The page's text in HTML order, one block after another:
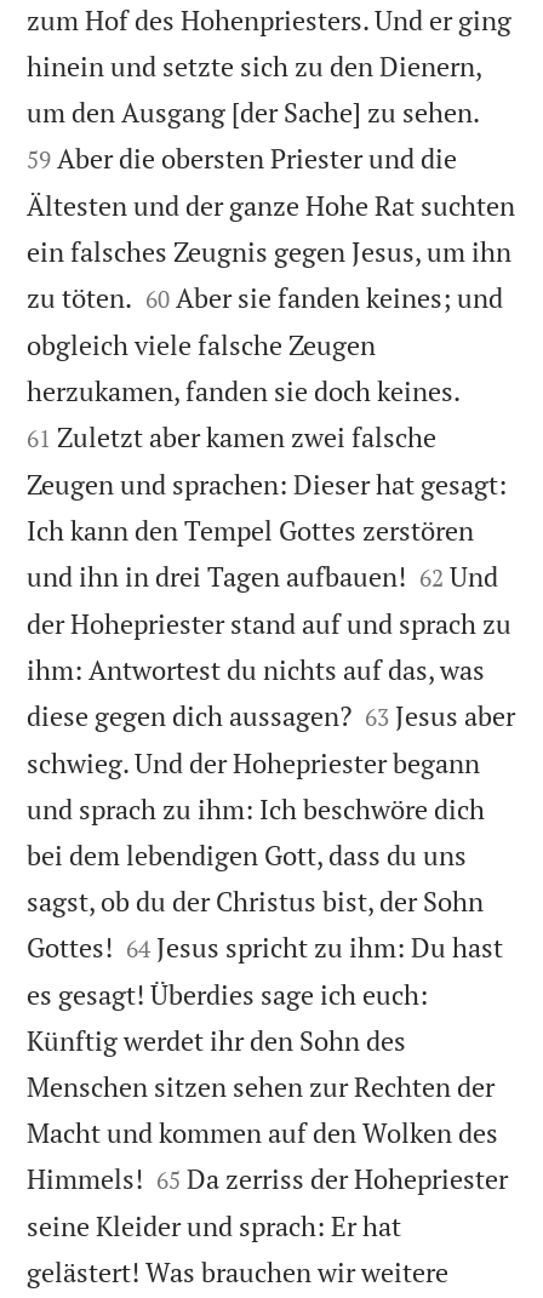
zum Hof des Hohenpriesters. Und er ging
hinein und setzte sich zu den Dienern,
um den Ausgang [der Sache] zu sehen.
59 Aber die obersten Priester und die
Ältesten und der ganze Hohe Rat suchten
ein falsches Zeugnis gegen Jesus, um ihn
zu töten. 

60 Aber sie fanden keines; und
obgleich viele falsche Zeugen
herzukamen, fanden sie doch keines.
61 Zuletzt aber kamen zwei falsche
Zeugen und sprachen: Dieser hat gesagt:
Ich kann den Tempel Gottes zerstören
und ihn in drei Tagen aufbauen! 

62 Und
der Hohepriester stand auf und sprach zu
ihm: Antwortest du nichts auf das, was
diese gegen dich aussagen?
63 Jesus aber
schwieg. Und der Hohepriester begann
und sprach zu ihm: Ich beschwöre dich
bei dem lebendigen Gott, dass du uns
sagst, ob du der Christus bist, der Sohn
Gottes! 

64 Jesus spricht zu ihm: Du hast
es gesagt! Überdies sage ich euch:
Künftig werdet ihr den Sohn des
Menschen sitzen sehen zur Rechten der
Macht und kommen auf den Wolken des
Himmels! 

65 Da zerriss der Hohepriester
seine Kleider und sprach: Er hat
gelästert! Was brauchen wir weitere